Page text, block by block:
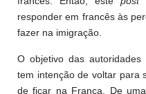
responder em francês às
fazer na imigração.
O objetivo das
tem intenção de voltar para
de ficar na França. De